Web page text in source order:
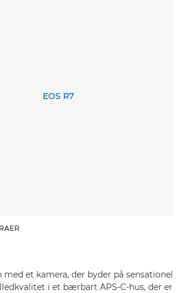
med et kamera, der byder på sensationel
i et bærbart APS-C-hus, der er